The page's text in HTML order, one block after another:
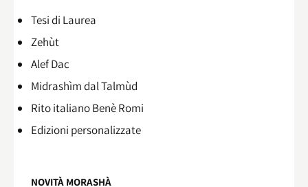
Tesi di Laurea
Zehùt
Alef Dac
Midrashìm dal Talmùd
Rito italiano Benè Romi​
Edizioni personalizzate
NOVITÀ MORASHÀ